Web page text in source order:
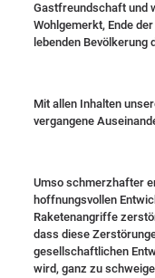
Gastfreundschaft und
Wohlgemerkt, Ende
lebenden Bevölkerung
Mit allen Inhalten
vergangene
Umso schmerzhafter
hoffnungsvollen
Raketenangriffe
dass diese
gesellschaftlichen
wird, ganz zu